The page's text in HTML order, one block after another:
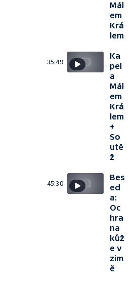
Mál
em
Krá
lem
35:49
Ka
pel
a
Mál
em
Krá
lem
+
So
utě
ž
45:30
Bes
ed
a:
Oc
hra
na
kůž
e v
zim
ě